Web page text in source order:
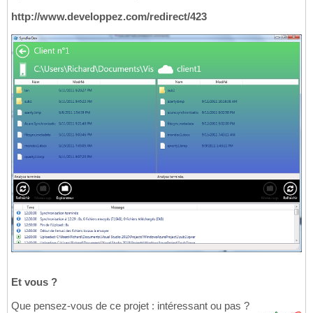
http://www.developpez.com/redirect/423
Et vous ?
Que pensez-vous de ce projet : intéressant ou pas ?